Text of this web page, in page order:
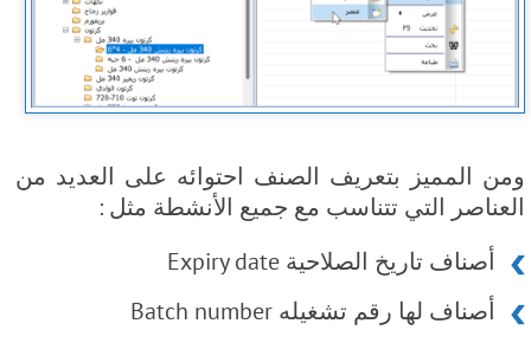
ومن المميز بتعريف الصنف احتوائه على العديد من
العناصر التي تتناسب مع جميع الأنشطة مثل :
أصناف تاريخ الصلاحية Expiry date
أصناف لها رقم تشغيله Batch number